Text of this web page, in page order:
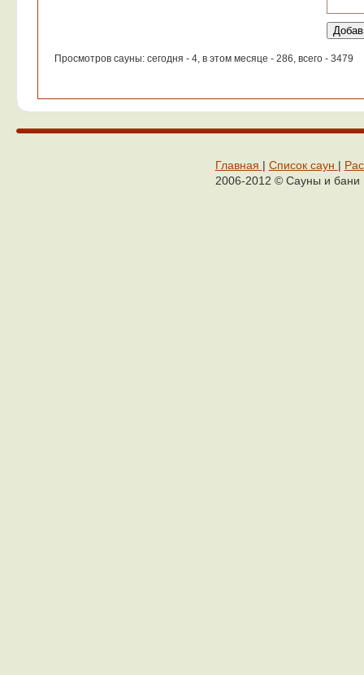
Просмотров сауны: сегодня - 4, в этом месяце - 286, всего - 3479
Главная | Список саун |
2006-2012 © Сауны и бани